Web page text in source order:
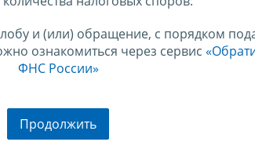
и (или) обращение, с порядком
ознакомиться через сервис
ФНС России»
Продолжить